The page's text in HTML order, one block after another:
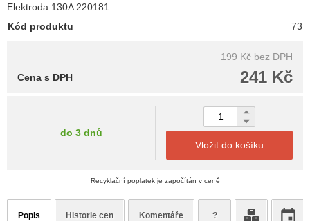
Elektroda 130A 220181
Kód produktu
73
199 Kč bez DPH
241 Kč
Cena s DPH
do 3 dnů
Vložit do košíku
Recyklační poplatek je započítán v ceně
Popis Historie cen Komentáře ?